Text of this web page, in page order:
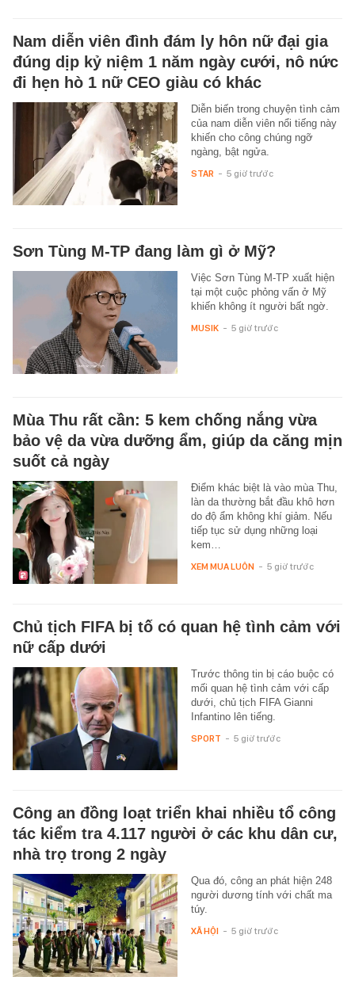
Nam diễn viên đình đám ly hôn nữ đại gia
đúng dịp kỷ niệm 1 năm ngày cưới, nô nức
đi hẹn hò 1 nữ CEO giàu có khác
Diễn biến trong chuyện tình cảm
của nam diễn viên nổi tiếng này
khiến cho công chúng ngỡ
ngàng, bật ngửa.
STAR - 5 giờ trước
Sơn Tùng M-TP đang làm gì ở Mỹ?
Việc Sơn Tùng M-TP xuất hiện
tại một cuộc phỏng vấn ở Mỹ
khiến không ít người bất ngờ.
MUSIK - 5 giờ trước
Mùa Thu rất cần: 5 kem chống nắng vừa
bảo vệ da vừa dưỡng ẩm, giúp da căng mịn
suốt cả ngày
Điểm khác biệt là vào mùa Thu,
làn da thường bắt đầu khô hơn
do độ ẩm không khí giảm. Nếu
tiếp tục sử dụng những loại
kem…
XEM MUA LUÔN - 5 giờ trước
Chủ tịch FIFA bị tố có quan hệ tình cảm với
nữ cấp dưới
Trước thông tin bị cáo buộc có
mối quan hệ tình cảm với cấp
dưới, chủ tịch FIFA Gianni
Infantino lên tiếng.
SPORT - 5 giờ trước
Công an đồng loạt triển khai nhiều tổ công
tác kiểm tra 4.117 người ở các khu dân cư,
nhà trọ trong 2 ngày
Qua đó, công an phát hiện 248
người dương tính với chất ma
túy.
XÃ HỘI - 5 giờ trước